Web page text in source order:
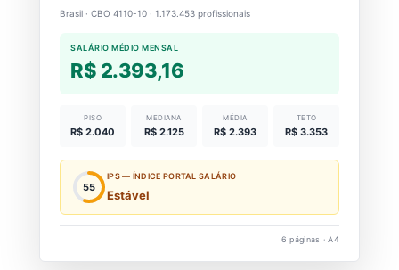
Brasil · CBO 4110-10 · 1.173.453 profissionais
SALÁRIO MÉDIO MENSAL
R$ 2.393,16
PISO
R$ 2.040
MEDIANA
R$ 2.125
MÉDIA
R$ 2.393
TETO
R$ 3.353
55
IPS — ÍNDICE PORTAL SALÁRIO
Estável
6 páginas · A4